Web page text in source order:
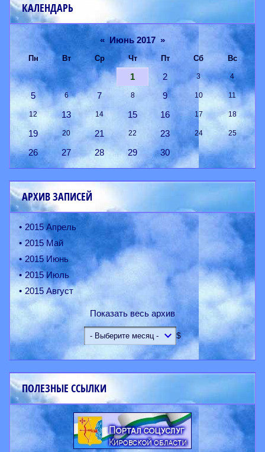
КАЛЕНДАРЬ
« Июнь 2017 »
Пн Вт Ср Чт Пт Сб Вс
1 2 3 4
5 6 7 8 9 10 11
12 13 14 15 16 17 18
19 20 21 22 23 24 25
26 27 28 29 30
АРХИВ ЗАПИСЕЙ
2015 Апрель
2015 Май
2015 Июнь
2015 Июль
2015 Август
Показать весь архив
$
ПОЛЕЗНЫЕ ССЫЛКИ